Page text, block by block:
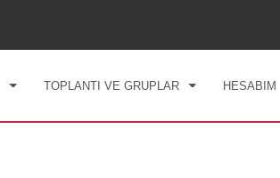
TOPLANTI VE GRUPLAR HESABIM